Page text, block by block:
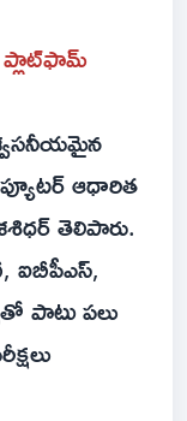
ఆధారిత
తెలిపారు.
ఐబీపీఎస్,
పాటు పలు